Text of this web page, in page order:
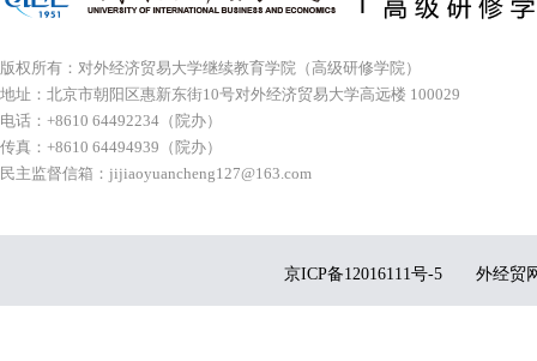
版权所有：对外经济贸易大学继续教育学院（高级研修学院）
地址：北京市朝阳区惠新东街10号对外经济贸易大学高远楼 100029
电话：+8610 64492234（院办）
传真：+8610 64494939（院办）
民主监督信箱： jijiaoyuancheng127@163.com
京ICP备12016111号-5 外经贸